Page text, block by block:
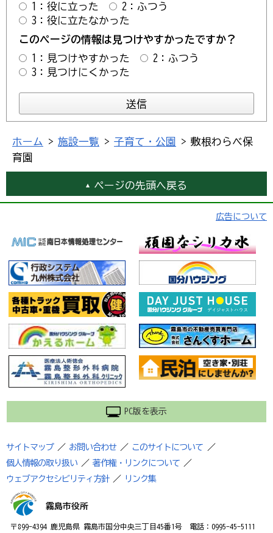
1：役に立った
2：ふつう
3：役に立たなかった
このページの情報は見つけやすかったですか？
1：見つけやすかった
2：ふつう
3：見つけにくかった
ホーム > 施設一覧 > 子育て・公園
> 敷根わらべ保
育園
ページの先頭へ戻る
広告について
PC版を表示
サイトマップ ／ お問い合わせ ／ このサイトについて
／
個人情報の取り扱い ／ 著作権・リンクについて ／
ウェブアクセシビリティ方針 ／ リンク集
霧島市役所
〒899-4394 鹿児島県 霧島市国分中央三丁目45番1号 電話：0995-45-5111